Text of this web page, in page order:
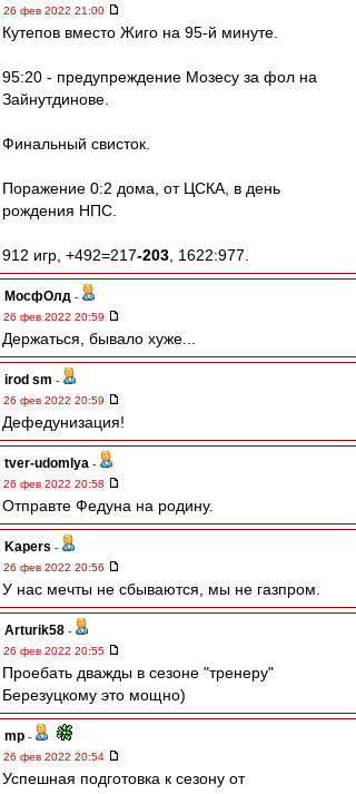
26 фев 2022 21:00
Кутепов вместо Жиго на 95-й минуте.
95:20 - предупреждение Мозесу за фол на
Зайнутдинове.
Финальный свисток.
Поражение 0:2 дома, от ЦСКА, в день
рождения НПС.
912 игр, +492=217-203 , 1622:977.
МосфОлд -
26 фев 2022 20:59
Держаться, бывало хуже...
irod sm -
26 фев 2022 20:59
Дефедунизация!
tver-udomlya -
26 фев 2022 20:58
Отправте Федуна на родину.
Kapers -
26 фев 2022 20:56
У нас мечты не сбываются, мы не газпром.
Arturik58 -
26 фев 2022 20:55
Проебать дважды в сезоне "тренеру"
Березуцкому это мощно)
mp -
26 фев 2022 20:54
Успешная подготовка к сезону от